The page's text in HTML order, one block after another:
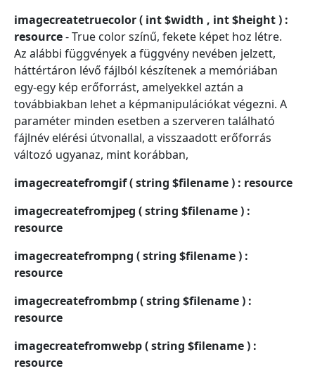
imagecreatetruecolor ( int $width , int $height ) :
resource- True color színű, fekete képet hoz létre.
Az alábbi függvények a függvény nevében jelzett,
háttértáron lévő fájlból készítenek a memóriában
egy-egy kép erőforrást, amelyekkel aztán a
továbbiakban lehet a képmanipulációkat végezni. A
paraméter minden esetben a szerveren található
fájlnév elérési útvonallal, a visszaadott erőforrás
változó ugyanaz, mint korábban,
imagecreatefromgif ( string $filename ) : resource
imagecreatefromjpeg ( string $filename ) :
resource
imagecreatefrompng ( string $filename ) :
resource
imagecreatefrombmp ( string $filename ) :
resource
imagecreatefromwebp ( string $filename ) :
resource